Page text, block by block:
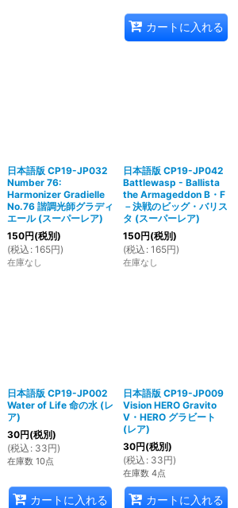
カートに入れる
日本語版 CP19-JP032
Number 76:
Harmonizer Gradielle
No.76 諧調光師グラディ
エール (スーパーレア)
150円(税別)
(税込 : 165円)
在庫なし
日本語版 CP19-JP042
Battlewasp - Ballista
the Armageddon B・F
－決戦のビッグ・バリス
タ (スーパーレア)
150円(税別)
(税込 : 165円)
在庫なし
日本語版 CP19-JP002
Water of Life 命の水 (レ
ア)
30円(税別)
(税込 : 33円)
在庫数 10点
カートに入れる
日本語版 CP19-JP009
Vision HERO Gravito
V・HERO グラビート
(レア)
30円(税別)
(税込 : 33円)
在庫数 4点
カートに入れる